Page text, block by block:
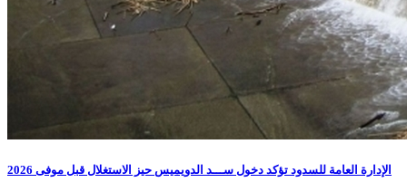
الإدارة العامة للسدود تؤكد دخول ســـد الدويميس حيز الاستغلال قبل موفى 2026